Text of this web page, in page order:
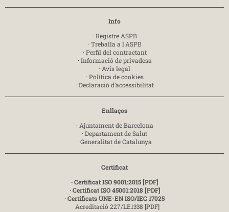
Info
· Registre ASPB
· Treballa a l'ASPB
· Perfil del contractant
· Informació de privadesa
· Avís legal
· Política de cookies
· Declaració d’accessibilitat
Enllaços
· Ajuntament de Barcelona
· Departament de Salut
· Generalitat de Catalunya
Certificat
· Certificat ISO 9001:2015 [PDF]
· Certificat ISO 45001:2018 [PDF]
· Certificats UNE-EN ISO/IEC 17025
Acreditació 227/LE1338 [PDF]